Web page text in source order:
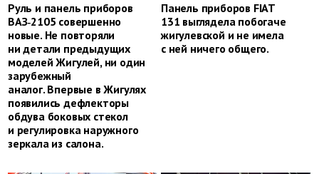
Руль и панель приборов
ВАЗ‑2105 совершенно
новые. Не повторяли
ни детали предыдущих
моделей Жигулей, ни один
зарубежный
аналог. Впервые в Жигулях
появились дефлекторы
обдува боковых стекол
и регулировка наружного
зеркала из салона.
Панель приборов FIAT
131 выглядела побогаче
жигулевской и не имела
с ней ничего общего.